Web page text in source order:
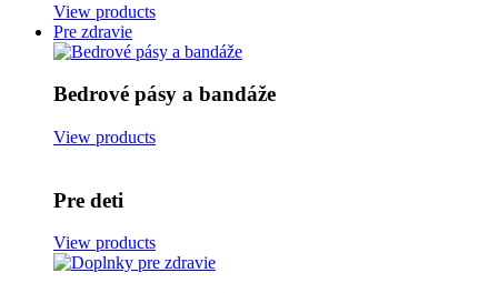
View products
Pre zdravie
Bedrové pásy a bandáže
View products
Pre deti
View products